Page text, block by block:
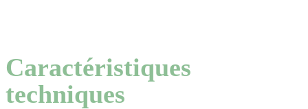
Caractéristiques
techniques